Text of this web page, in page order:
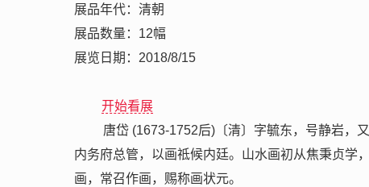
展品年代：清朝
展品数量：12幅
展览日期：2018/8/15
开始看展
唐岱 (1673-1752后)〔清〕字毓东，号静岩，
内务府总管，以画祗候内廷。山水画初从焦秉贞学
画，常召作画，赐称画状元。